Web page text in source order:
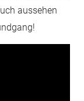
aussehen